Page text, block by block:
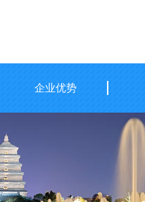
企业优势